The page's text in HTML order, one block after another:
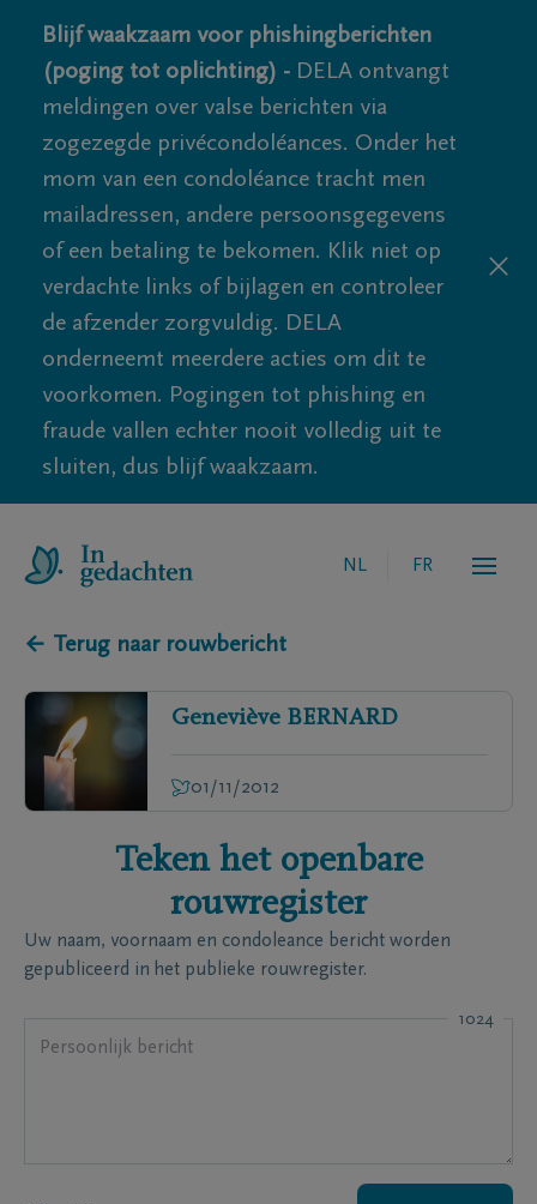
Blijf waakzaam voor phishingberichten
(poging tot oplichting) - DELA ontvangt
meldingen over valse berichten via
zogezegde privécondoléances. Onder het
mom van een condoléance tracht men
mailadressen, andere persoonsgegevens
of een betaling te bekomen. Klik niet op
verdachte links of bijlagen en controleer
de afzender zorgvuldig. DELA
onderneemt meerdere acties om dit te
voorkomen. Pogingen tot phishing en
fraude vallen echter nooit volledig uit te
sluiten, dus blijf waakzaam.
NL FR
← Terug naar rouwbericht
Geneviève BERNARD
01/11/2012
Teken het openbare
rouwregister
Uw naam, voornaam en condoleance bericht worden
gepubliceerd in het publieke rouwregister.
1024